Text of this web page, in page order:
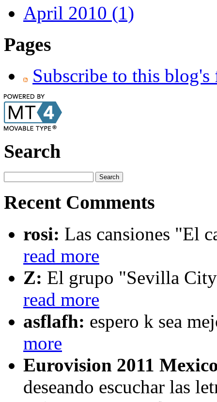
April 2010 (1)
Pages
Subscribe to this blog's
Search
Recent Comments
rosi: Las cansiones "El
read more
Z: El grupo "Sevilla
read more
asflafh: espero k sea
more
Eurovision 2011
deseando escuchar las